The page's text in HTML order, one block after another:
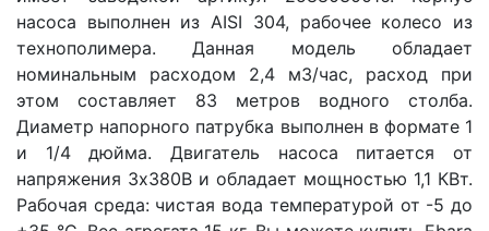
насоса выполнен из AISI 304, рабочее колесо из
технополимера. Данная модель обладает
номинальным расходом 2,4 м3/час, расход при
этом составляет 83 метров водного столба.
Диаметр напорного патрубка выполнен в формате 1
и 1/4 дюйма. Двигатель насоса питается от
напряжения 3х380В и обладает мощностью 1,1 КВт.
Рабочая среда: чистая вода температурой от -5 до